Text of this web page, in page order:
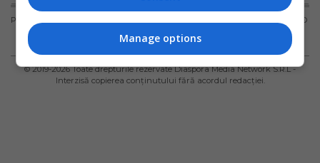
PUBLICITATE
POLITICA PRIVIND
© 2019-2026Toate drepturile rezervate Diaspora Media Network S.R.L -
Interzisă copierea conținutului fără acordul redacției.
Manage options